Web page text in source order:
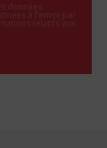
données
à l'envoi par
relatifs aux